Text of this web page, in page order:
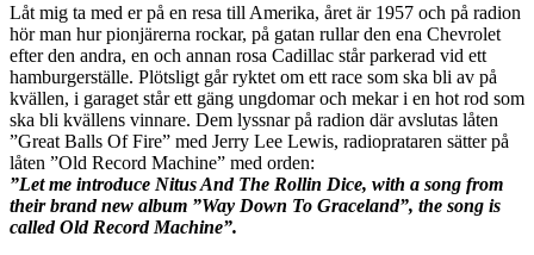
Låt mig ta med er på en resa till Amerika, året är 1957 och på radion
hör man hur pionjärerna rockar, på gatan rullar den ena Chevrolet
efter den andra, en och annan rosa Cadillac står parkerad vid ett
hamburgerställe. Plötsligt går ryktet om ett race som ska bli av på
kvällen, i garaget står ett gäng ungdomar och mekar i en hot rod som
ska bli kvällens vinnare. Dem lyssnar på radion där avslutas låten
”Great Balls Of Fire” med Jerry Lee Lewis, radioprataren sätter på
låten ”Old Record Machine” med orden:
”Let me introduce Nitus And The Rollin Dice, with a song from
their brand new album ”Way Down To Graceland”, the song is
called Old Record Machine”.